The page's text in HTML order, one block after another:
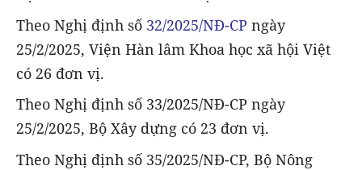
Theo Nghị định số 32/2025/NĐ-CP ngày
25/2/2025, Viện Hàn lâm Khoa học xã hội Việt
có 26 đơn vị.
Theo Nghị định số 33/2025/NĐ-CP ngày
25/2/2025, Bộ Xây dựng có 23 đơn vị.
Theo Nghị định số 35/2025/NĐ-CP, Bộ Nông